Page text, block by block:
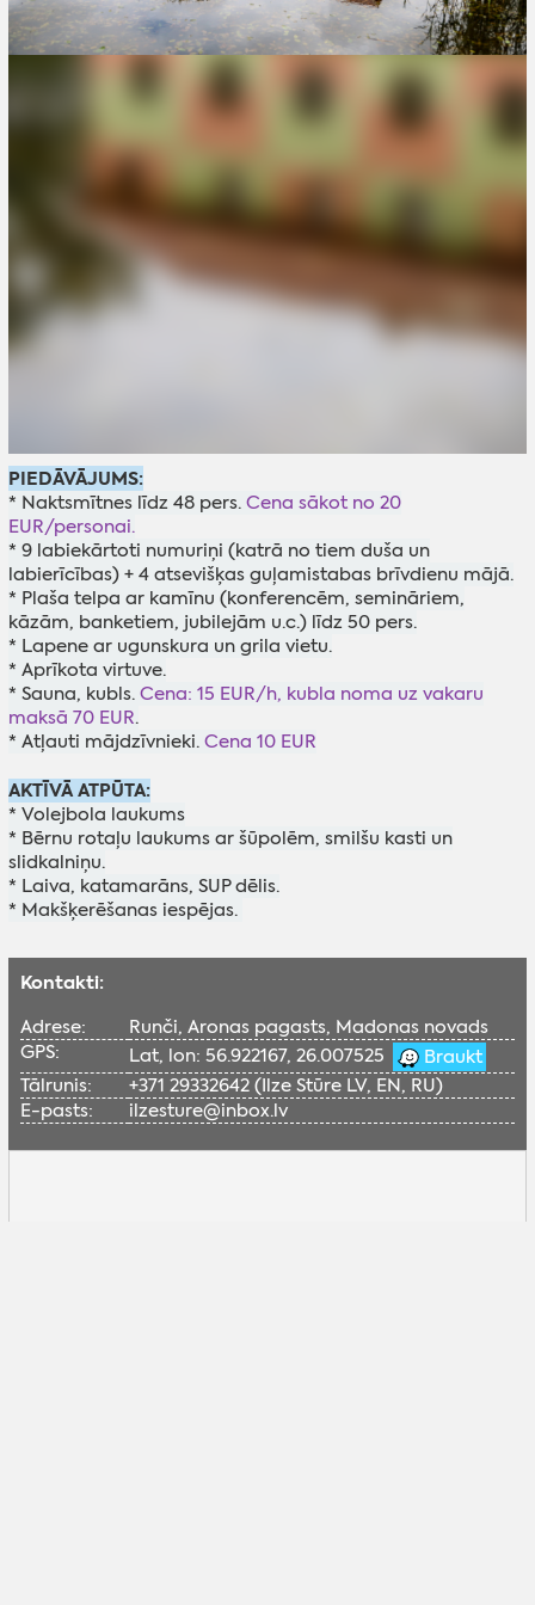
PIEDĀVĀJUMS:
* Naktsmītnes līdz 48 pers. Cena sākot no 20
EUR/personai.
* 9 labiekārtoti numuriņi (katrā no tiem duša un
labierīcības) + 4 atsevišķas guļamistabas brīvdienu mājā.
* Plaša telpa ar kamīnu (konferencēm, semināriem,
kāzām, banketiem, jubilejām u.c.) līdz 50 pers.
* Lapene ar ugunskura un grila vietu.
* Aprīkota virtuve.
* Sauna, kubls. Cena: 15 EUR/h, kubla noma uz vakaru
maksā 70 EUR.
* Atļauti mājdzīvnieki. Cena 10 EUR
AKTĪVĀ ATPŪTA:
* Volejbola laukums
* Bērnu rotaļu laukums ar šūpolēm, smilšu kasti un
slidkalniņu.
* Laiva, katamarāns, SUP dēlis.
* Makšķerēšanas iespējas.
Kontakti:
Adrese:
Runči, Aronas pagasts, Madonas novads
GPS:
Lat, lon: 56.922167, 26.007525
Braukt
Tālrunis:
+371 29332642 (Ilze Stūre LV, EN, RU)
E-pasts:
ilzesture@inbox.lv